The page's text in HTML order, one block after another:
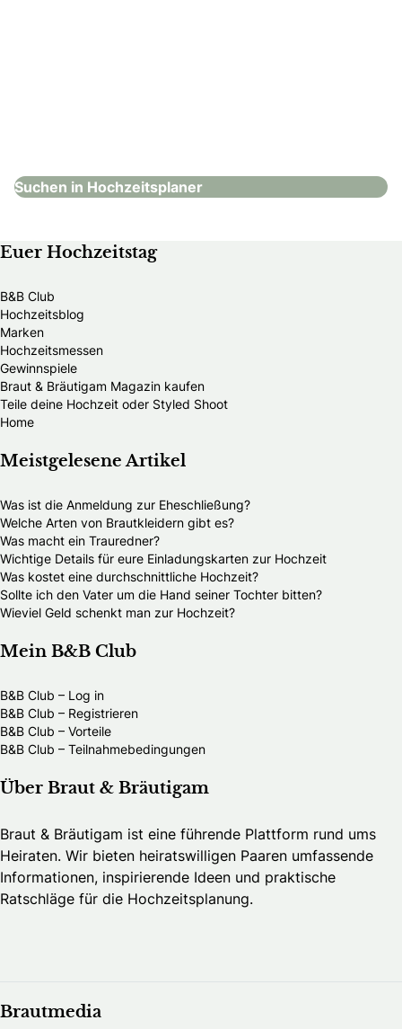
Suchen in Hochzeitsplaner
Euer Hochzeitstag
B&B Club
Hochzeitsblog
Marken
Hochzeitsmessen
Gewinnspiele
Braut & Bräutigam Magazin kaufen
Teile deine Hochzeit oder Styled Shoot
Home
Meistgelesene Artikel
Was ist die Anmeldung zur Eheschließung?
Welche Arten von Brautkleidern gibt es?
Was macht ein Trauredner?
Wichtige Details für eure Einladungskarten zur Hochzeit
Was kostet eine durchschnittliche Hochzeit?
Sollte ich den Vater um die Hand seiner Tochter bitten?
Wieviel Geld schenkt man zur Hochzeit?
Mein B&B Club
B&B Club – Log in
B&B Club – Registrieren
B&B Club – Vorteile
B&B Club – Teilnahmebedingungen
Über Braut & Bräutigam
Braut & Bräutigam ist eine führende Plattform rund ums
Heiraten. Wir bieten heiratswilligen Paaren umfassende
Informationen, inspirierende Ideen und praktische
Ratschläge für die Hochzeitsplanung.
Brautmedia